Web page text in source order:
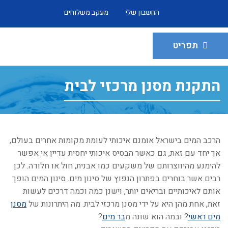
החשבון שלי מעקב משלוחים
התקנת מסנן מרכזי לבית
הרכב המים בישראל אומנם איכותי לעומת מקומות אחרים בעולם,
אך יחד עם זאת, גם כאשר הבסיס איכותי יחסית עדיין אי אפשר
להימנע מהיווצרותם של משקעים כמו אבנית, חול או חלודה. לכן
רבים אשר בוחרים בפתרון הנפוץ של סינון מים. סינון המים הופך
אותם לאיכותיים ובריאים יותר, וישנן כמה וכמה דרכים לעשות
זאת, אחת מהן היא על ידי מסנן מרכזי לבית. מה היתרונות שלמסנן
מים ראשי? ובמה הוא שונה מבר מים?